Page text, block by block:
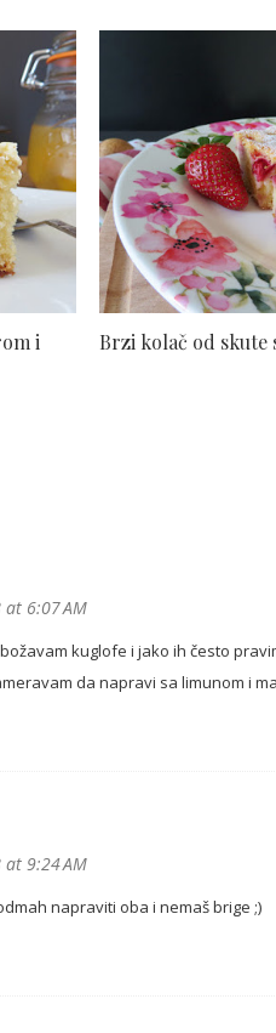
i
Brzi kolač od skute
6:07 AM
kuglofe i jako ih često
da napravi sa limunom i
9:24 AM
napraviti oba i nemaš brige ;)